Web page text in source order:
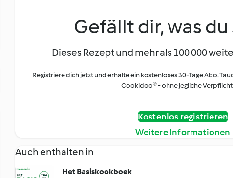
Gefällt dir, was du
Dieses Rezept und mehr als 100 000
Registriere dich jetzt und erhalte ein kostenloses 30-Tage Abo.
Cookidoo® - ohne jegliche
Kostenlos registrieren
Weitere Informationen
Auch enthalten in
Het Basiskookboek